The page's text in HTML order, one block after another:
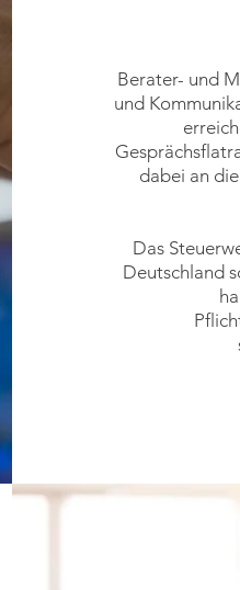
Berater- und
und
dabei an
Das
Deutschland